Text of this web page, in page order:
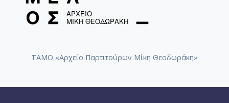
ΤΑΜΟ «Αρχείο Παρτιτούρων Μίκη Θεοδωράκη»